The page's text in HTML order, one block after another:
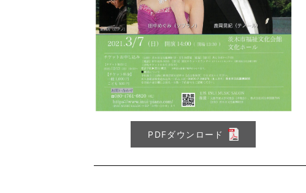
PDFダウンロード